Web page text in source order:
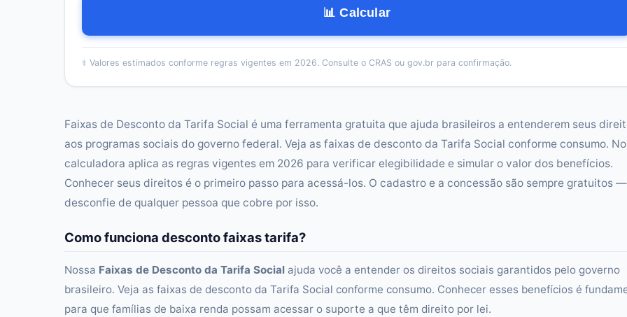
📊 Calcular
⚕️ Valores estimados conforme regras vigentes em 2026. Consulte o CRAS ou gov.br para confirmação.
Faixas de Desconto da Tarifa Social é uma ferramenta gratuita que ajuda brasileiros a entenderem seus
aos programas sociais do governo federal. Veja as faixas de desconto da Tarifa Social conforme consumo.
calculadora aplica as regras vigentes em 2026 para verificar elegibilidade e simular o valor dos benefícios.
Conhecer seus direitos é o primeiro passo para acessá-los. O cadastro e a concessão são sempre gratuitos —
desconfie de qualquer pessoa que cobre por isso.
Como funciona desconto faixas tarifa?
Nossa Faixas de Desconto da Tarifa Social ajuda você a entender os direitos sociais garantidos pelo governo
brasileiro. Veja as faixas de desconto da Tarifa Social conforme consumo. Conhecer esses benefícios é
para que famílias de baixa renda possam acessar o suporte a que têm direito por lei.